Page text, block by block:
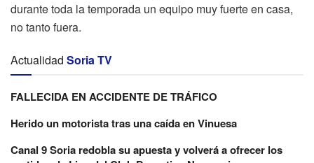
durante toda la temporada un equipo muy fuerte en casa,
no tanto fuera.
Actualidad Soria TV
FALLECIDA EN ACCIDENTE DE TRÁFICO
Herido un motorista tras una caída en Vinuesa
Canal 9 Soria redobla su apuesta y volverá a ofrecer los